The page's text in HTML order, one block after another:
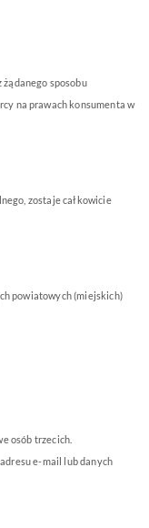
sposobu
na prawach konsumenta w
zostaje całkowicie
powiatowych (miejskich)
osób trzecich.
e-mail lub danych